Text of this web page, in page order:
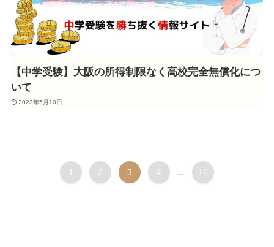
【中学受験】大阪の所得制限なく高校完全無償化につ
いて
2023年5月10日
1 2 3 4 16